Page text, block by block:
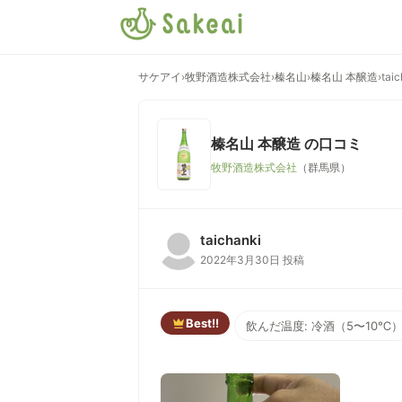
サケアイ ›牧野酒造株式会社›榛名山›榛名山 本醸造›
榛名山 本醸造 の口コミ
牧野酒造株式会社 （群馬県）
taichanki
2022年3月30日 投稿
Best!! 飲んだ温度: 冷酒（5〜10℃）